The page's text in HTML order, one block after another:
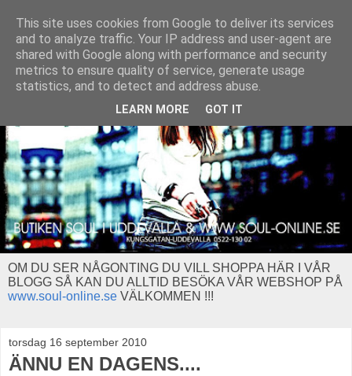
OM DU SER NÅGONTING DU VILL SHOPPA HÄR I VÅR
BLOGG SÅ KAN DU ALLTID BESÖKA VÅR WEBSHOP PÅ
www.soul-online.se VÄLKOMMEN !!!
torsdag 16 september 2010
ÄNNU EN DAGENS....
This site uses cookies from Google to deliver its services
and to analyze traffic. Your IP address and user-agent are
shared with Google along with performance and security
metrics to ensure quality of service, generate usage
statistics, and to detect and address abuse.
LEARN MORE GOT IT